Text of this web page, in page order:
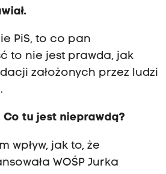
PiS, to co pan
to nie jest prawda, jak
założonych przez ludzi
Co tu jest nieprawdą?
wpływ, jak to, że
WOŚP Jurka